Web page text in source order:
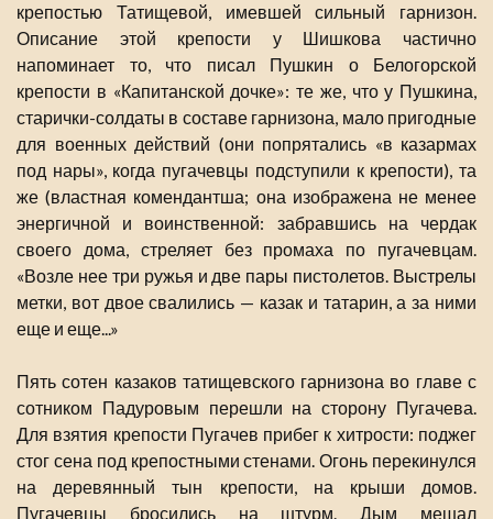
крепостью Татищевой, имевшей сильный гарнизон.
Описание этой крепости у Шишкова частично
напоминает то, что писал Пушкин о Белогорской
крепости в «Капитанской дочке»: те же, что у Пушкина,
старички-солдаты в составе гарнизона, мало пригодные
для военных действий (они попрятались «в казармах
под нары», когда пугачевцы подступили к крепости), та
же (властная комендантша; она изображена не менее
энергичной и воинственной: забравшись на чердак
своего дома, стреляет без промаха по пугачевцам.
«Возле нее три ружья и две пары пистолетов. Выстрелы
метки, вот двое свалились — казак и татарин, а за ними
еще и еще...»
Пять сотен казаков татищевского гарнизона во главе с
сотником Падуровым перешли на сторону Пугачева.
Для взятия крепости Пугачев прибег к хитрости: поджег
стог сена под крепостными стенами. Огонь перекинулся
на деревянный тын крепости, на крыши домов.
Пугачевцы бросились на штурм. Дым мешал